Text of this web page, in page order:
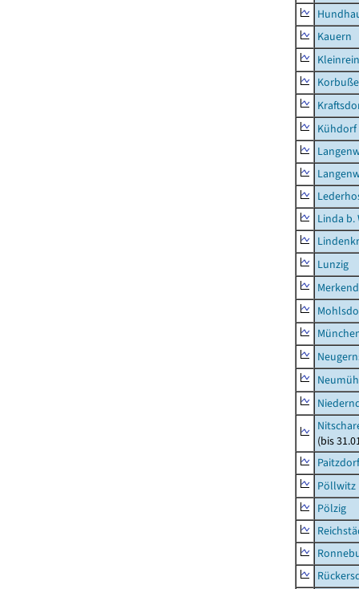
Kauern
Kühdorf
Linda b.
Lunzig
(bis
Paitzdorf
Pöllwitz
Pölzig